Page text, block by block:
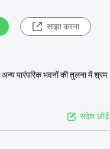
साझा करना
अन्य पारंपरिक भवनों की तुलना में श्रम
संदेश छोड़ें